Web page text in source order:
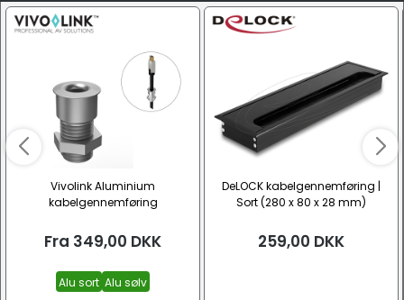
Vivolink Aluminium
kabelgennemføring
Fra 349,00 DKK
Alu sort Alu sølv
DeLOCK kabelgennemføring |
Sort (280 x 80 x 28 mm)
259,00 DKK